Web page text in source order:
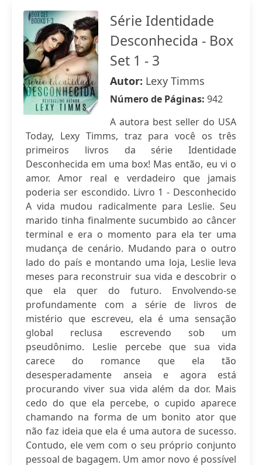
Série Identidade
Desconhecida - Box
Set 1 - 3
Autor: Lexy Timms
Número de Páginas: 942
A autora best seller do USA
Today, Lexy Timms, traz para você os três
primeiros livros da série Identidade
Desconhecida em uma box! Mas então, eu vi o
amor. Amor real e verdadeiro que jamais
poderia ser escondido. Livro 1 - Desconhecido
A vida mudou radicalmente para Leslie. Seu
marido tinha finalmente sucumbido ao câncer
terminal e era o momento para ela ter uma
mudança de cenário. Mudando para o outro
lado do país e montando uma loja, Leslie leva
meses para reconstruir sua vida e descobrir o
que ela quer do futuro. Envolvendo-se
profundamente com a série de livros de
mistério que escreveu, ela é uma sensação
global reclusa escrevendo sob um
pseudônimo. Leslie percebe que sua vida
carece do romance que ela tão
desesperadamente anseia e agora está
procurando viver sua vida além da dor. Mais
cedo do que ela percebe, o cupido aparece
chamando na forma de um bonito ator que
não faz ideia que ela é uma autora de sucesso.
Contudo, ele vem com o seu próprio conjunto
pessoal de bagagem. Um amor novo é possível